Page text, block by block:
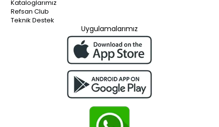
Kataloglarımız
Refsan Club
Teknik Destek
Uygulamalarımız